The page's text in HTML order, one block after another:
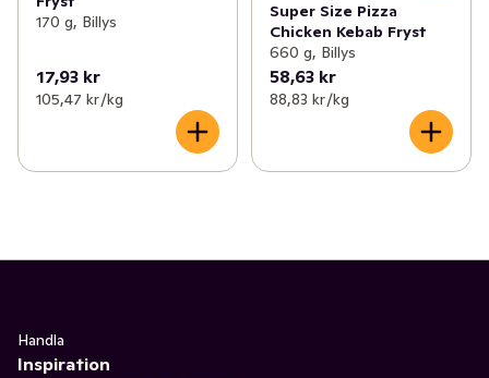
170 g, Billys
17,93 kr
105,47 kr /kg
Super Size Pizza
Chicken Kebab Fryst
660 g, Billys
58,63 kr
88,83 kr /kg
Handla
Inspiration